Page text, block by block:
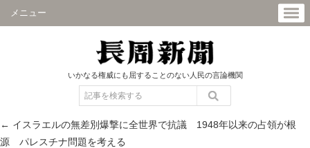
メニュー
いかなる権威にも屈することのない人民の言論機関
← イスラエルの無差別爆撃に全世界で抗議 1948年以来の占領が根
源 パレスチナ問題を考える